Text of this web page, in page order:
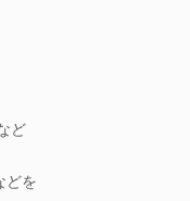
ど
どを